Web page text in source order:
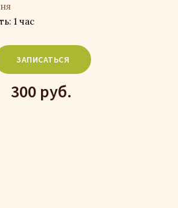
ЗАПИСАТЬСЯ
300 руб.
1 час